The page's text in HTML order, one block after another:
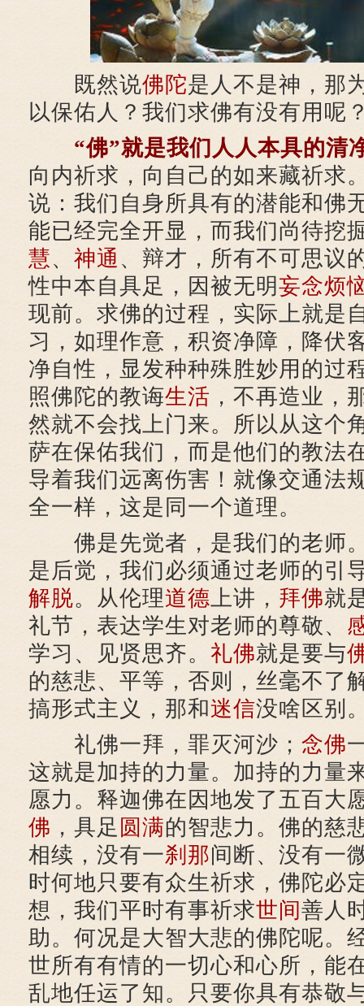
既然说佛陀是人不是神，那
以保佑人？我们求佛有没有用呢
“佛”就是我们人人本具的清
向内祈求，向自己的如来藏祈求
说：我们自身所具有的潜能和佛
能已经完全开显，而我们尚待挖
慧、 神通 、辩才，所有不可思议
性中本自具足，因被无明妄念烦
现前。求佛的过程，实际上就是
习，如理作意，积资净障，降伏
净自性，显发种种殊胜妙用的过
照佛陀的教诲生活 ，不再造业，
然就不会找上门来。所以从这个
萨在保佑我们，而是他们的教法
导着我们远离伤害！就像交通法
全一样，这是同一个道理。
佛是先觉者，是我们的老师
是后觉，我们必须通过老师的引
解脱。从伦理道德上讲， 拜佛就
礼节，表达学生对老师的尊敬、
学习、见贤思齐。 礼佛就是要与
的慈悲、平等，否则，丝毫不了
搞形式主义，那和迷信没啥区别
礼佛一拜，罪灭河沙； 念佛
这就是加持的力量。加持的力量
愿力。释迦佛在因地发了五百大
佛 ，具足 圆满的智悲力。佛的慈
相续，没有一刹那间断、没有一
时何地只要有众生祈求，佛陀必
想，我们平时有事祈求世间善人
助。何况是大智大悲的佛陀呢。
世所有有情的一切心和心所，能
乱地任运了知。只要你具有恭敬